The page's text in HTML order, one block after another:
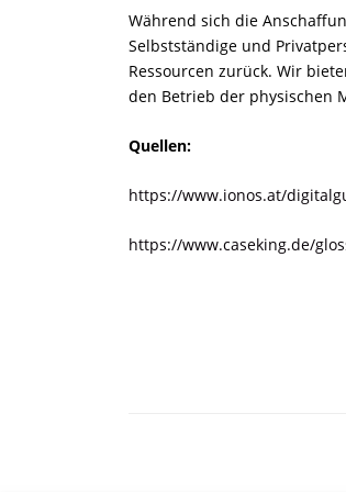
Während sich die
Selbstständige und
Ressourcen zurück. Wir
den Betrieb der physischen
Quellen:
https://www.ionos.at/
https://www.caseking.de/